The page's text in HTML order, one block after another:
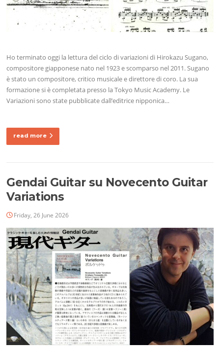
Ho terminato oggi la lettura del ciclo di variazioni di Hirokazu Sugano,
compositore giapponese nato nel 1923 e scomparso nel 2011. Sugano
è stato un compositore, critico musicale e direttore di coro. La sua
formazione si è completata presso la Tokyo Music Academy. Le
Variazioni sono state pubblicate dall’editrice nipponica…
read more
Gendai Guitar su Novecento Guitar
Variations
Friday, 26 June 2026